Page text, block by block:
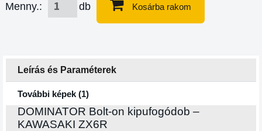
Menny.: db Kosárba rakom
Leírás és Paraméterek
További képek (1)
DOMINATOR Bolt-on kipufogódob –
KAWASAKI ZX6R